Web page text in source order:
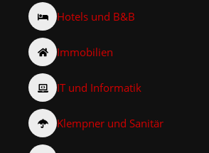
Hotels und B&B
Immobilien
IT und Informatik
Klempner und Sanitär